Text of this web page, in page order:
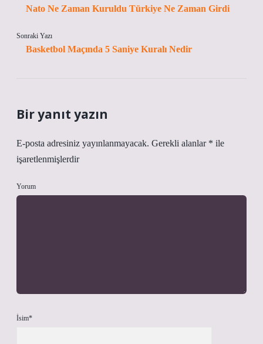
Nato Ne Zaman Kuruldu Türkiye Ne Zaman Girdi
Sonraki Yazı
Basketbol Maçında 5 Saniye Kuralı Nedir
Bir yanıt yazın
E-posta adresiniz yayınlanmayacak. Gerekli alanlar * ile
işaretlenmişlerdir
Yorum
İsim*